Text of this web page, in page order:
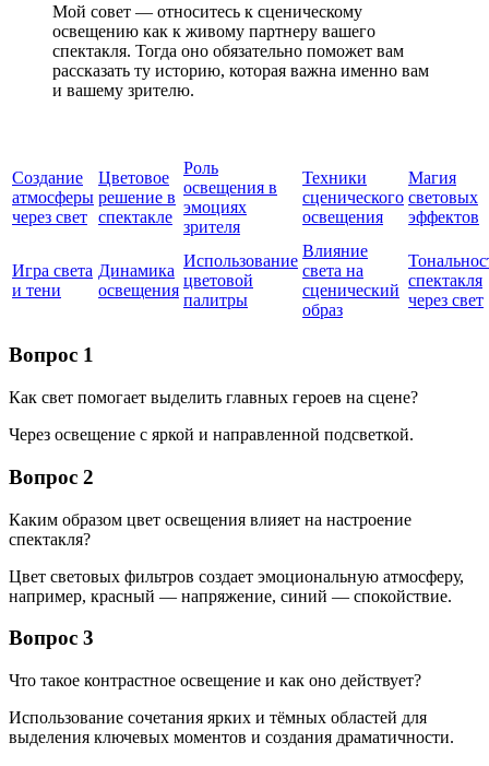
Мой совет — относитесь к сценическому
освещению как к живому партнеру вашего
спектакля. Тогда оно обязательно поможет вам
рассказать ту историю, которая важна именно вам
и вашему зрителю.
Создание
атмосферы
через свет
Цветовое
решение в
спектакле
Роль
освещения в
эмоциях
зрителя
Техники
сценического
освещения
Магия
световых
эффектов
Игра света
и тени
Динамика
освещения
Использование
цветовой
палитры
Влияние
света на
сценический
образ
спектакля
через свет
Вопрос 1
Как свет помогает выделить главных героев на сцене?
Через освещение с яркой и направленной подсветкой.
Вопрос 2
Каким образом цвет освещения влияет на настроение
спектакля?
Цвет световых фильтров создает эмоциональную атмосферу,
например, красный — напряжение, синий — спокойствие.
Вопрос 3
Что такое контрастное освещение и как оно действует?
Использование сочетания ярких и тёмных областей для
выделения ключевых моментов и создания драматичности.